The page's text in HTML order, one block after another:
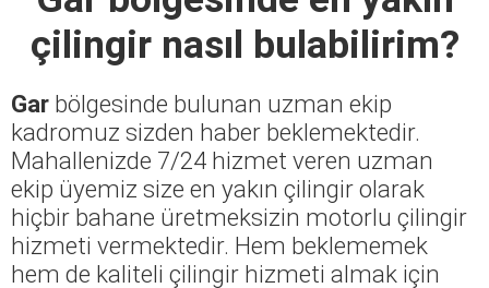
çilingir nasıl bulabilirim?
Gar bölgesinde bulunan uzman ekip
kadromuz sizden haber beklemektedir.
Mahallenizde 7/24 hizmet veren uzman
ekip üyemiz size en yakın çilingir olarak
hiçbir bahane üretmeksizin motorlu çilingir
hizmeti vermektedir. Hem beklememek
hem de kaliteli çilingir hizmeti almak için